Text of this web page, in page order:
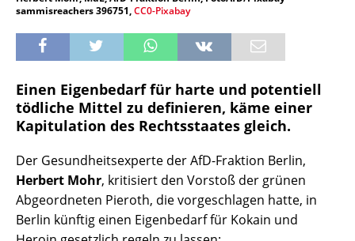
sammisreachers 396751,CC0-Pixabay
Einen Eigenbedarf für harte und potentiell
tödliche Mittel zu definieren, käme einer
Kapitulation des Rechtsstaates gleich.
Der Gesundheitsexperte der AfD-Fraktion Berlin,
Herbert Mohr, kritisiert den Vorstoß der grünen
Abgeordneten Pieroth, die vorgeschlagen hatte, in
Berlin künftig einen Eigenbedarf für Kokain und